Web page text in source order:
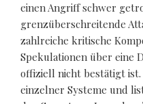
einen Angriff schwer
grenzüberschreitende
zahlreiche kritische
Spekulationen über eine
offiziell nicht bestätigt ist.
einzelner Systeme und